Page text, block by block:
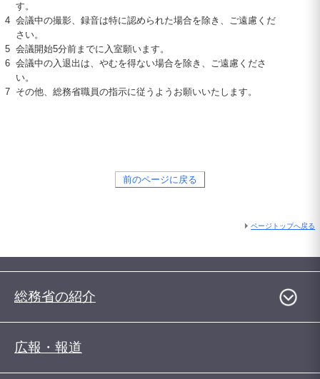
す。
4 会議中の撮影、録音は特に認められた場合を除き、ご遠慮くだ
さい。
5 会議開始5分前までに入室願います。
6 会議中の入退出は、やむを得ない場合を除き、ご遠慮くださ
い。
7
その他、総務省職員の指示に従うようお願いいたします。
前のページに戻る
ページトップへ戻る
総務省の紹介
広報・報道